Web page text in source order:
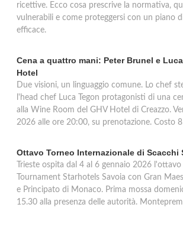
ricettive. Ecco cosa prescrive la normativa,
vulnerabili e come proteggersi con un piano
efficace.
Cena a quattro mani: Peter Brunel e
Hotel
Due visioni, un linguaggio comune. Lo chef
l'head chef Luca Tegon protagonisti di una
alla Wine Room del GHV Hotel di Creazzo.
2026 alle ore 20:00, su prenotazione. Costo
Ottavo Torneo Internazionale di Scacchi
Trieste ospita dal 4 al 6 gennaio 2026
Tournament Starhotels Savoia con Gran
e Principato di Monaco. Prima mossa
15.30 alla presenza delle autorità.